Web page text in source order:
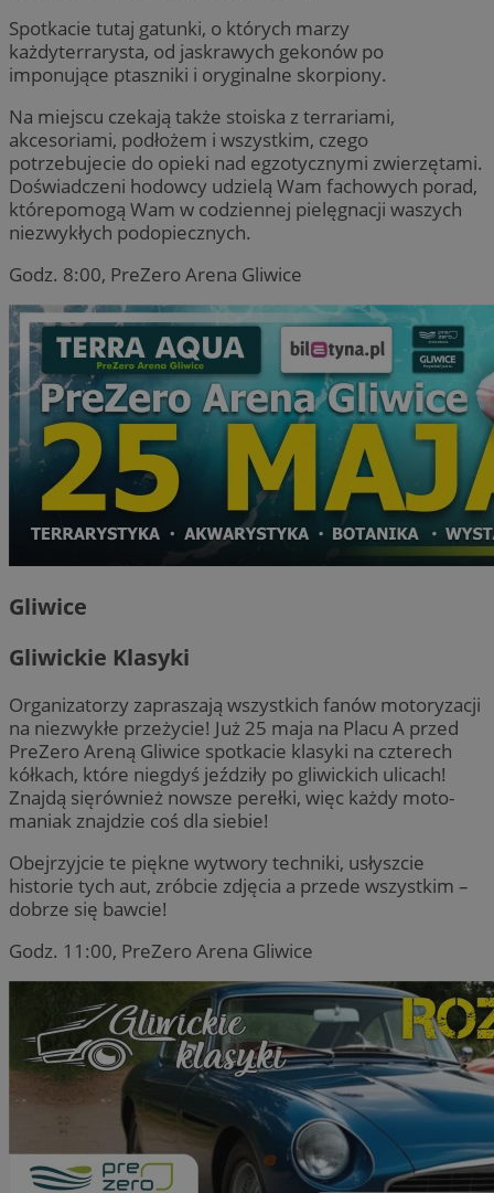
Spotkacie tutaj gatunki, o których marzy
każdyterrarysta, od jaskrawych gekonów po
imponujące ptaszniki i oryginalne skorpiony.
Na miejscu czekają także stoiska z terrariami,
akcesoriami, podłożem i wszystkim, czego
potrzebujecie do opieki nad egzotycznymi zwierzętami.
Doświadczeni hodowcy udzielą Wam fachowych porad,
którepomogą Wam w codziennej pielęgnacji waszych
niezwykłych podopiecznych.
Godz. 8:00, PreZero Arena Gliwice
Gliwice
Gliwickie Klasyki
Organizatorzy zapraszają wszystkich fanów motoryzacji
na niezwykłe przeżycie! Już 25 maja na Placu A przed
PreZero Areną Gliwice spotkacie klasyki na czterech
kółkach, które niegdyś jeździły po gliwickich ulicach!
Znajdą sięrównież nowsze perełki, więc każdy moto-
maniak znajdzie coś dla siebie!
Obejrzyjcie te piękne wytwory techniki, usłyszcie
historie tych aut, zróbcie zdjęcia a przede wszystkim –
dobrze się bawcie!
Godz. 11:00, PreZero Arena Gliwice